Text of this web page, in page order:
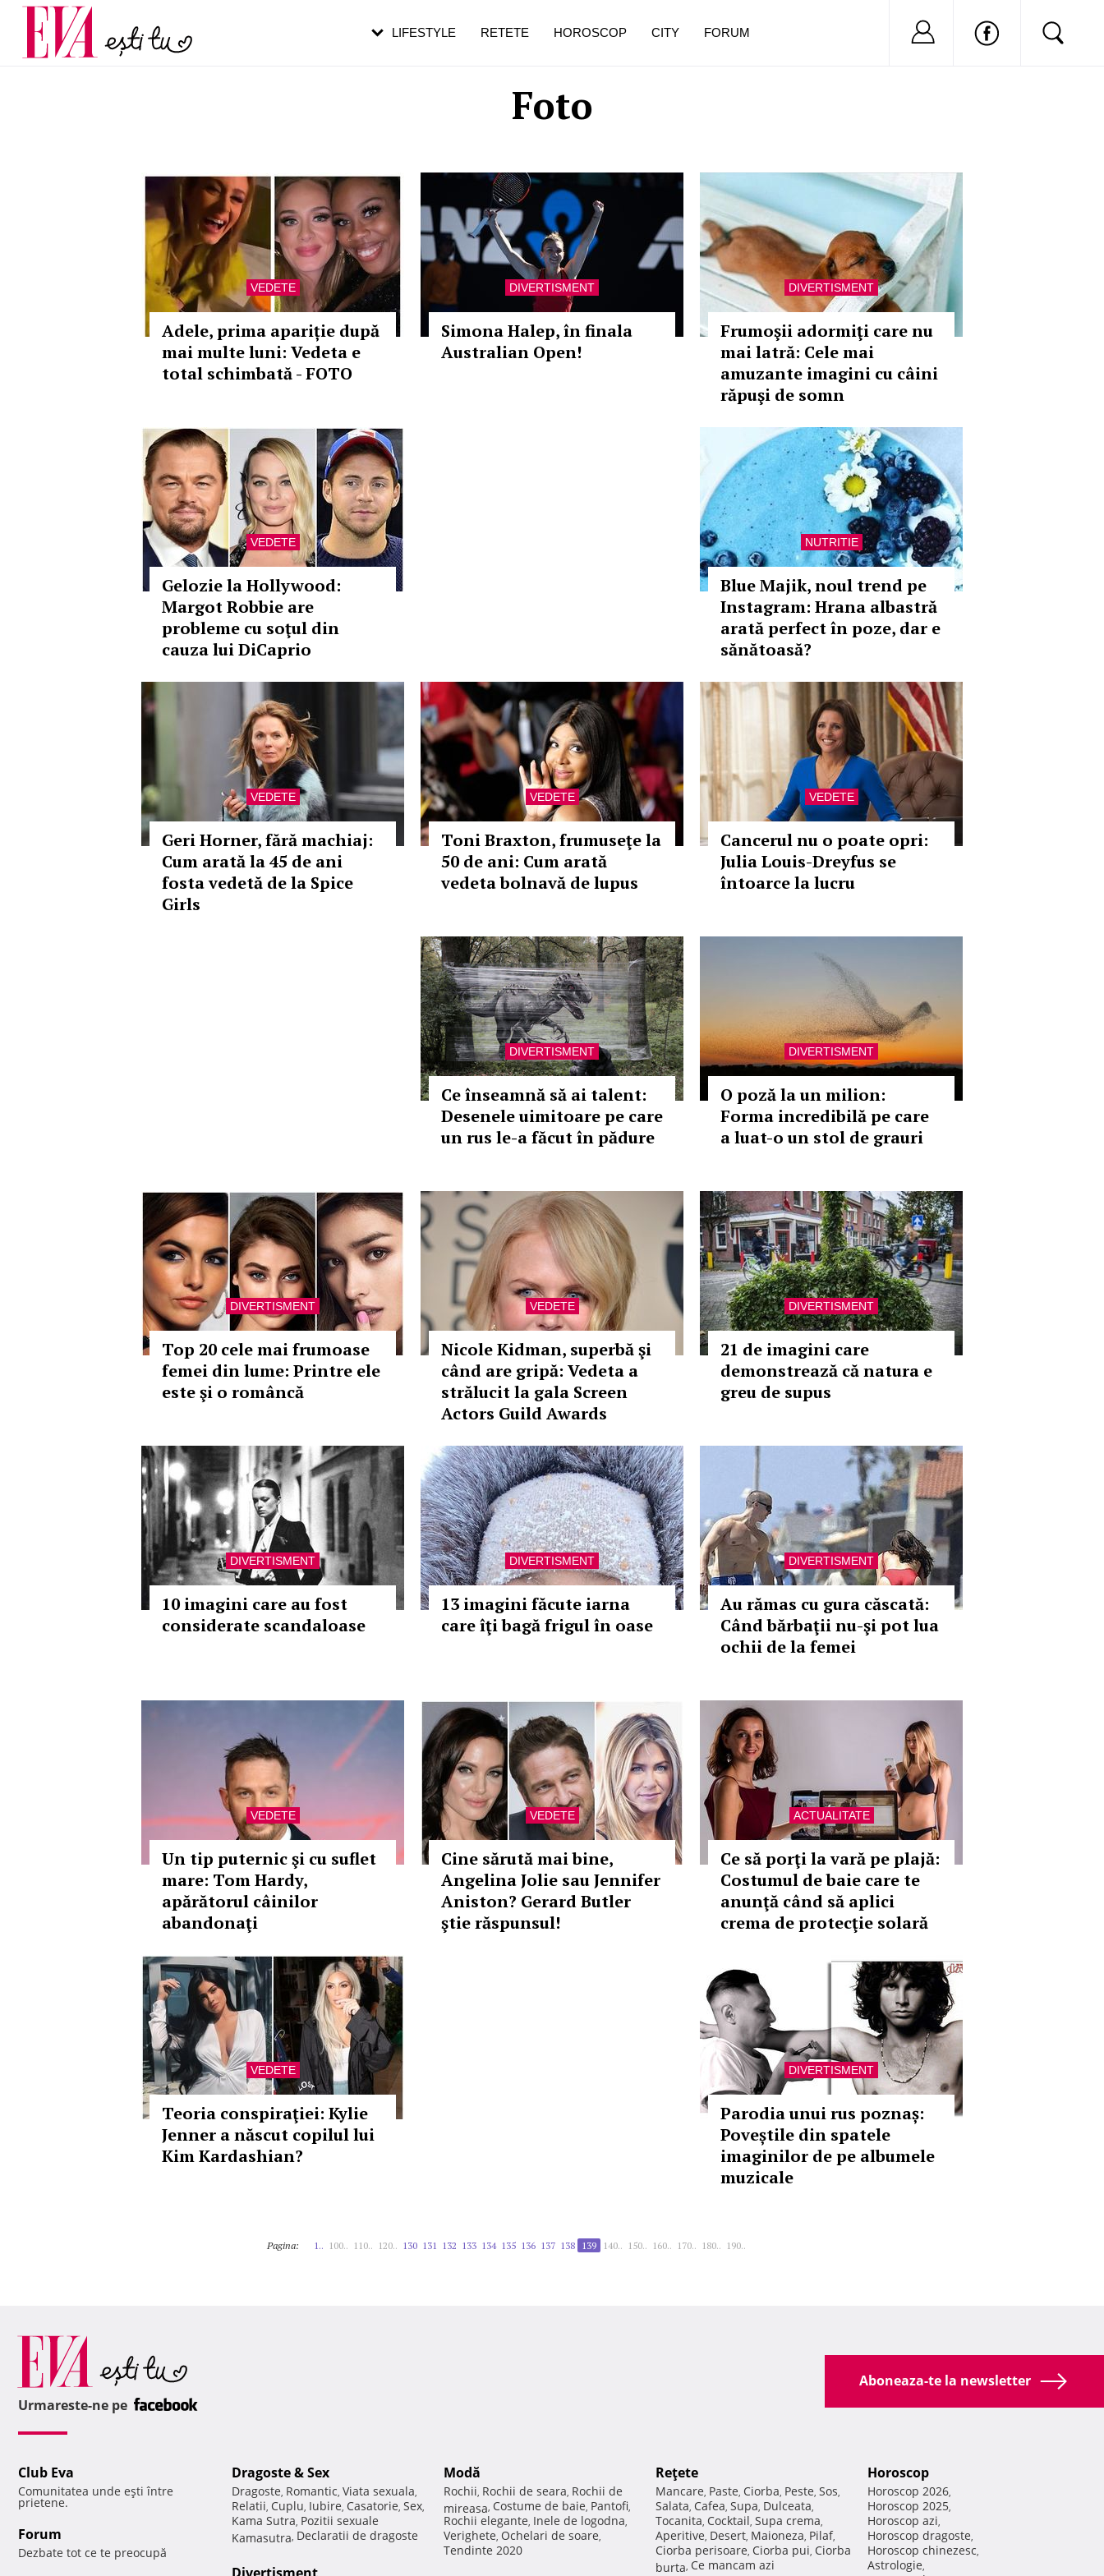
Foto
VEDETE
Adele, prima apariție după
mai multe luni: Vedeta e
total schimbată - FOTO
DIVERTISMENT
Simona Halep, în finala
Australian Open!
DIVERTISMENT
Frumoşii adormiţi care nu
mai latră: Cele mai
amuzante imagini cu câini
răpuşi de somn
VEDETE
Gelozie la Hollywood:
Margot Robbie are
probleme cu soţul din
cauza lui DiCaprio
NUTRITIE
Blue Majik, noul trend pe
Instagram: Hrana albastră
arată perfect în poze, dar e
sănătoasă?
VEDETE
Geri Horner, fără machiaj:
Cum arată la 45 de ani
fosta vedetă de la Spice
Girls
VEDETE
Toni Braxton, frumuseţe la
50 de ani: Cum arată
vedeta bolnavă de lupus
VEDETE
Cancerul nu o poate opri:
Julia Louis-Dreyfus se
întoarce la lucru
DIVERTISMENT
Ce înseamnă să ai talent:
Desenele uimitoare pe care
un rus le-a făcut în pădure
DIVERTISMENT
O poză la un milion:
Forma incredibilă pe care
a luat-o un stol de grauri
DIVERTISMENT
Top 20 cele mai frumoase
femei din lume: Printre ele
este şi o româncă
VEDETE
Nicole Kidman, superbă şi
când are gripă: Vedeta a
strălucit la gala Screen
Actors Guild Awards
DIVERTISMENT
21 de imagini care
demonstrează că natura e
greu de supus
DIVERTISMENT
10 imagini care au fost
considerate scandaloase
DIVERTISMENT
13 imagini făcute iarna
care îţi bagă frigul în oase
DIVERTISMENT
Au rămas cu gura căscată:
Când bărbaţii nu-şi pot lua
ochii de la femei
VEDETE
Un tip puternic şi cu suflet
mare: Tom Hardy,
apărătorul câinilor
abandonaţi
VEDETE
Cine sărută mai bine,
Angelina Jolie sau Jennifer
Aniston? Gerard Butler
ştie răspunsul!
ACTUALITATE
Ce să porţi la vară pe plajă:
Costumul de baie care te
anunţă când să aplici
crema de protecţie solară
VEDETE
Teoria conspiraţiei: Kylie
Jenner a născut copilul lui
Kim Kardashian?
DIVERTISMENT
Parodia unui rus poznaș:
Poveștile din spatele
imaginilor de pe albumele
muzicale
Pagina: 1.. 100.. 110.. 120.. 130 131 132 133 134 135 136 137 138 139 140.. 150.. 160.. 170.. 180.. 190..
LIFESTYLE RETETE HOROSCOP CITY FORUM Nu ai cont?
Carieră
Actualitate
pe măsură ce înaintezi în vârstă
Aboneaza-te la newsletter
Urmareste-ne pe
Club Eva
Comunitatea unde eşti între
prietene.
Forum
Dezbate tot ce te preocupă
Dragoste & Sex
Dragoste, Romantic, Viata sexuala,
Relatii, Cuplu, Iubire, Casatorie, Sex,
Kama Sutra, Pozitii sexuale
Kamasutra, Declaratii de dragoste
Modă
Rochii, Rochii de seara, Rochii de
mireasa, Costume de baie, Pantofi,
Rochii elegante, Inele de logodna,
Verighete, Ochelari de soare,
Tendinte 2020
Reţete
Mancare, Paste, Ciorba, Peste, Sos,
Salata, Cafea, Supa, Dulceata,
Tocanita, Cocktail, Supa crema,
Aperitive, Desert, Maioneza, Pilaf,
Ciorba perisoare, Ciorba pui, Ciorba
burta, Ce mancam azi
Horoscop
Horoscop 2026,
Horoscop 2025,
Horoscop azi,
Horoscop dragoste,
Horoscop chinezesc,
Astrologie,